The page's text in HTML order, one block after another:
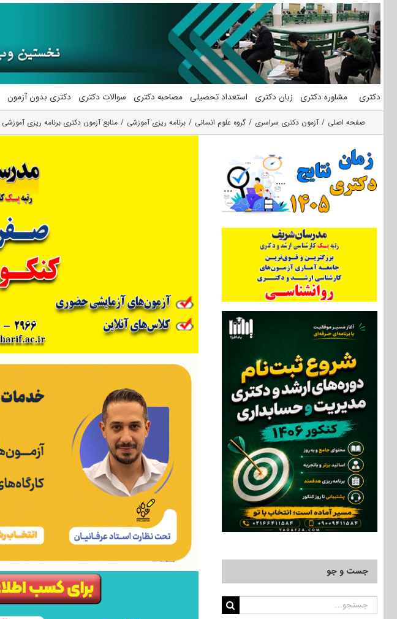
محتوا
دکتری مشاوره دکتری زبان دکتری استعداد تحصیلی مصاحبه دکتری سوالات دکتری دکتری بدون آزمون
صفحه اصلی آزمون دکتری سراسری گروه علوم انسانی برنامه ریزی آموزشی منابع آزمون دکتری برنامه ریزی آموزشی
جست و جو
جستجو